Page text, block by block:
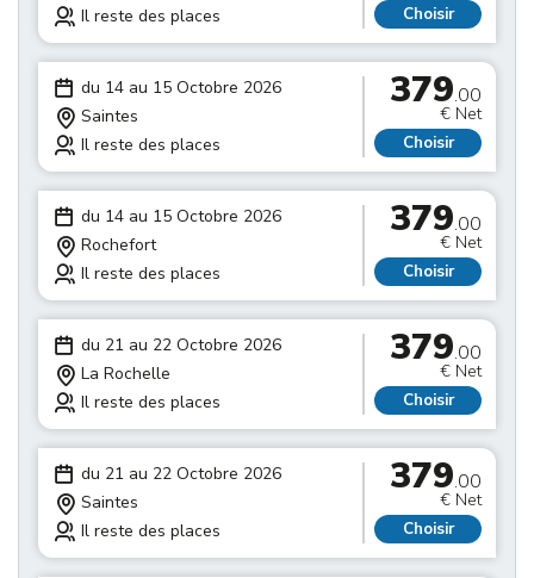
Il reste des places
Choisir
du 14 au 15 Octobre 2026
Saintes
Il reste des places
379.00
€ Net
Choisir
du 14 au 15 Octobre 2026
Rochefort
Il reste des places
379.00
€ Net
Choisir
du 21 au 22 Octobre 2026
La Rochelle
Il reste des places
379.00
€ Net
Choisir
du 21 au 22 Octobre 2026
Saintes
Il reste des places
379.00
€ Net
Choisir